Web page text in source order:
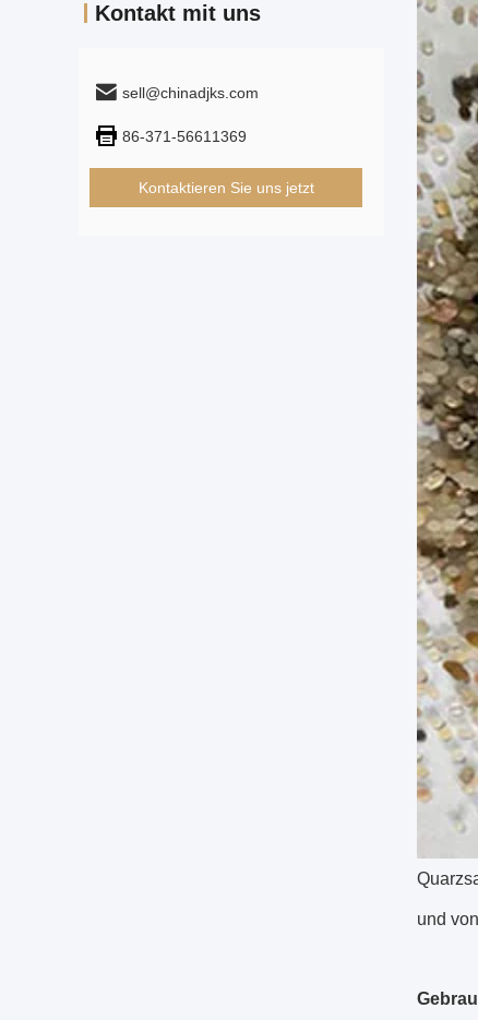
Kontakt mit uns
sell@chinadjks.com
86-371-56611369
Kontaktieren Sie uns jetzt
und